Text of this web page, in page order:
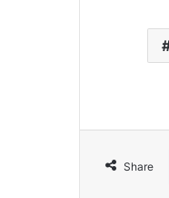
Share